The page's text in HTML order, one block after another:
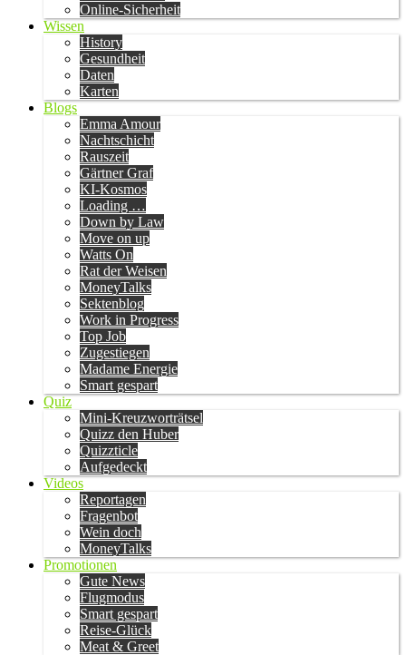
Online-Sicherheit
Wissen
History
Gesundheit
Daten
Karten
Blogs
Emma Amour
Nachtschicht
Rauszeit
Gärtner Graf
KI-Kosmos
Loading …
Down by Law
Move on up
Watts On
Rat der Weisen
MoneyTalks
Sektenblog
Work in Progress
Top Job
Zugestiegen
Madame Energie
Smart gespart
Quiz
Mini-Kreuzworträtsel
Quizz den Huber
Quizzticle
Aufgedeckt
Videos
Reportagen
Fragenbot
Wein doch
MoneyTalks
Promotionen
Gute News
Flugmodus
Smart gespart
Reise-Glück
Meat & Greet